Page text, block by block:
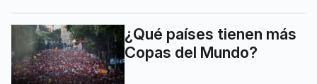
¿Qué países tienen más
Copas del Mundo?